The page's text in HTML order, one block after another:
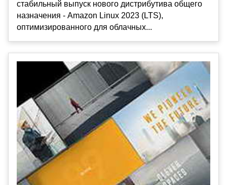
стабильный выпуск нового дистрибутива общего
назначения - Amazon Linux 2023 (LTS),
оптимизированного для облачных...